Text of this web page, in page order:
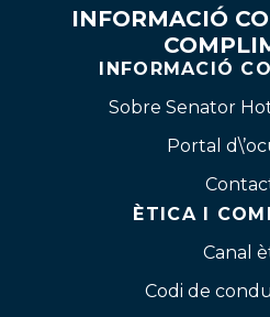
INFORMACIÓ
INFORMACIÓ
Sobre Senator
Portal
ÈTICA I
Canal
Codi de